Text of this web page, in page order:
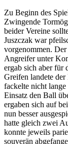
Zu Beginn des
Zwingende
beider Vereine
Juszczak war
vorgenommen.
Angreifer unter
ergab sich aber für
Greifen landete
fackelte nicht
Einsatz den Ball
ergaben sich auf
nun besser
hatte gleich zwei
konnte jeweils
souverän